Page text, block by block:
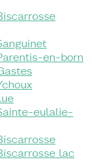
en-born
eulalie-
lac